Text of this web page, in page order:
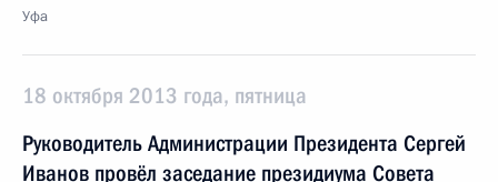
Уфа
18 октября 2013 года, пятница
Руководитель Администрации Президента Сергей
Иванов провёл заседание президиума Совета